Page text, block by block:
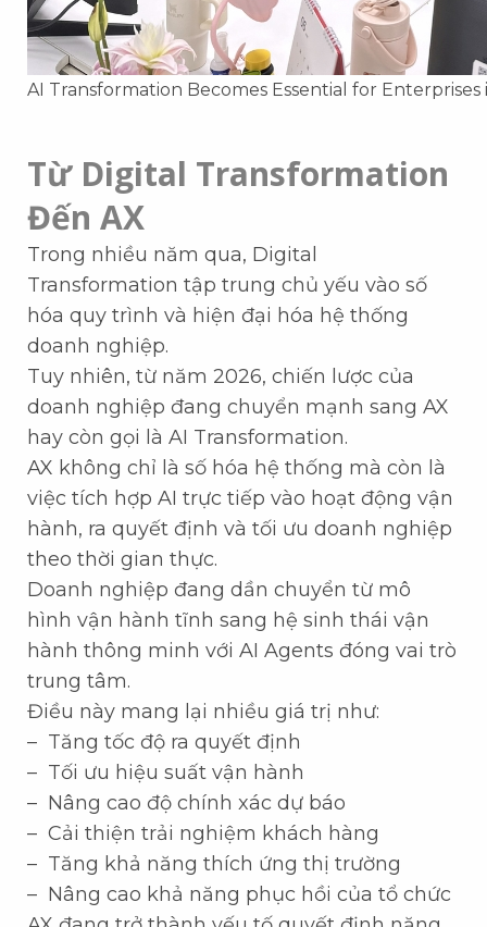
AI Transformation Becomes Essential for Enterprises
Từ Digital Transformation
Đến AX
Trong nhiều năm qua, Digital
Transformation tập trung chủ yếu vào số
hóa quy trình và hiện đại hóa hệ thống
doanh nghiệp.
Tuy nhiên, từ năm 2026, chiến lược của
doanh nghiệp đang chuyển mạnh sang AX
hay còn gọi là AI Transformation.
AX không chỉ là số hóa hệ thống mà còn là
việc tích hợp AI trực tiếp vào hoạt động vận
hành, ra quyết định và tối ưu doanh nghiệp
theo thời gian thực.
Doanh nghiệp đang dần chuyển từ mô
hình vận hành tĩnh sang hệ sinh thái vận
hành thông minh với AI Agents đóng vai trò
trung tâm.
Điều này mang lại nhiều giá trị như:
– Tăng tốc độ ra quyết định
– Tối ưu hiệu suất vận hành
– Nâng cao độ chính xác dự báo
– Cải thiện trải nghiệm khách hàng
– Tăng khả năng thích ứng thị trường
– Nâng cao khả năng phục hồi của tổ chức